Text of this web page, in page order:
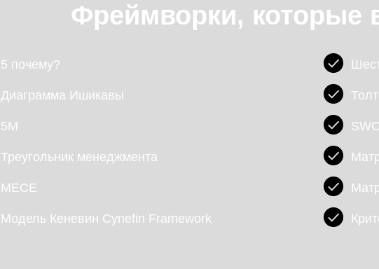
Фреймворки, которые
5 почему?
Диаграмма Ишикавы
5М
Треугольник менеджмента
MECE
Модель Кеневин Cynefin Framework